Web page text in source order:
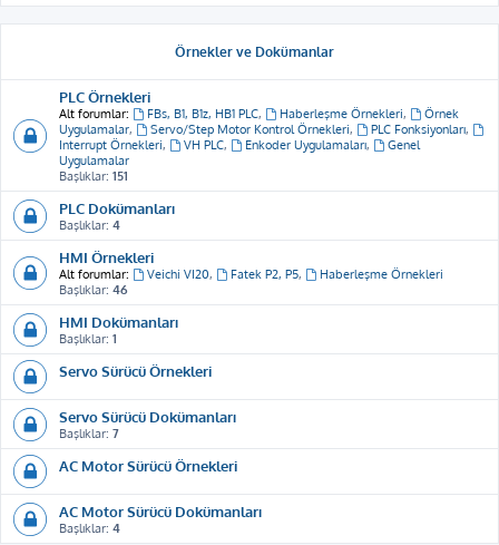
Örnekler ve Dokümanlar
PLC Örnekleri
Alt forumlar: FBs, B1, B1z, HB1 PLC, Haberleşme Örnekleri,
Örnek
Uygulamalar, Servo/Step Motor Kontrol Örnekleri, PLC Fonksiyonları,
Interrupt Örnekleri, VH PLC, Enkoder Uygulamaları,
Genel
Uygulamalar
Başlıklar: 151
PLC Dokümanları
Başlıklar: 4
HMI Örnekleri
Alt forumlar: Veichi VI20, Fatek P2, P5,
Haberleşme Örnekleri
Başlıklar: 46
HMI Dokümanları
Başlıklar: 1
Servo Sürücü Örnekleri
Servo Sürücü Dokümanları
Başlıklar: 7
AC Motor Sürücü Örnekleri
AC Motor Sürücü Dokümanları
Başlıklar: 4